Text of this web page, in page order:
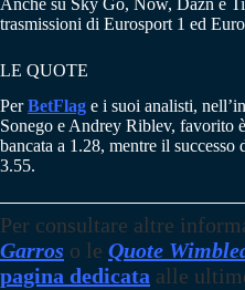
trasmissioni di Eurosport 1 ed
LE QUOTE
PerBetFlag e i suoi analisti,
Sonego e Andrey Riblev, favorito
bancata a 1.28, mentre il
3.55.
Per consultare altre
Garros o le Quote
pagina dedicata alle